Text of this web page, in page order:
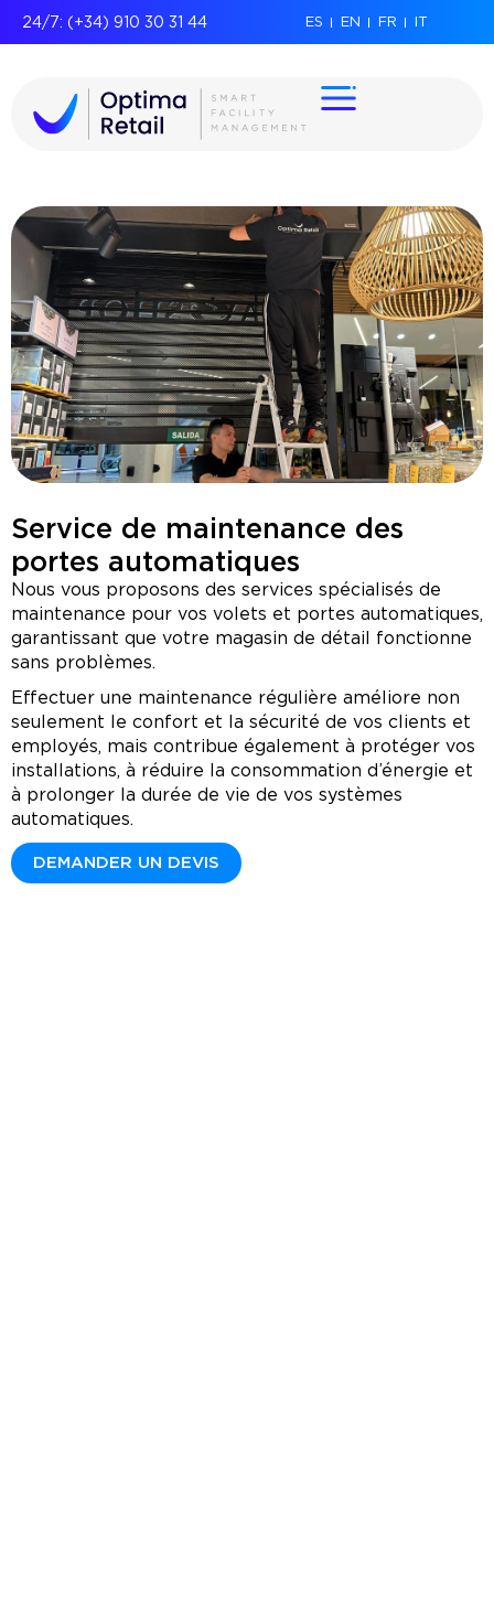
ES EN FR IT
24/7: (+34) 910 30 31 44
Service de maintenance des
portes automatiques
​Nous vous proposons des services spécialisés de
maintenance pour vos volets et portes automatiques,
garantissant que votre magasin de détail fonctionne
sans problèmes.
Effectuer une maintenance régulière améliore non
seulement le confort et la sécurité de vos clients et
employés, mais contribue également à protéger vos
installations, à réduire la consommation d’énergie et
à prolonger la durée de vie de vos systèmes
automatiques.
DEMANDER UN DEVIS